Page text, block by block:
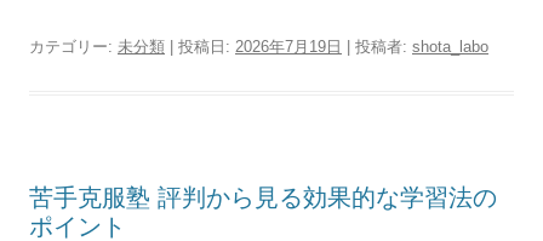
カテゴリー: 未分類 | 投稿日: 2026年7月19日 投稿者: shota_labo
苦手克服塾 評判から見る効果的な学習法の
ポイント